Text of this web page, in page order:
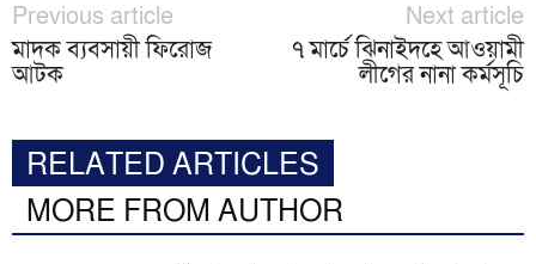
Previous article
মাদক ব্যবসায়ী ফিরোজ
আটক
Next article
৭ মার্চে ঝিনাইদহে আওয়ামী
লীগের নানা কর্মসূচি
RELATED ARTICLES
MORE FROM AUTHOR